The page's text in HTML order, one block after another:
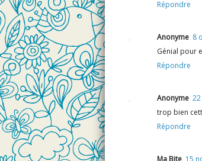
Répondre
Anonyme 8
Génial pour
Répondre
Anonyme
trop bien
Répondre
Ma Bite 15